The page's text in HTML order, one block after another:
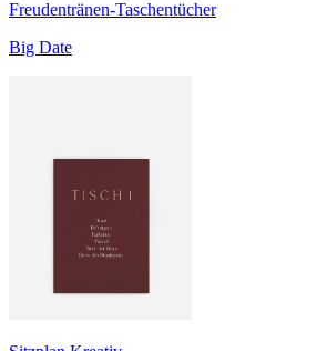
Freudentränen-Taschentücher
Big Date